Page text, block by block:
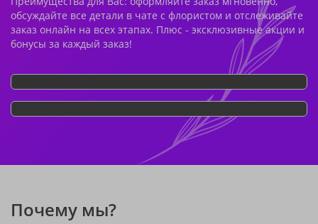
обсуждайте все детали в чате с флористом и отслеживайте
заказ онлайн на всех этапах. Плюс - эксклюзивные акции и
бонусы за каждый заказ!
Почему мы?